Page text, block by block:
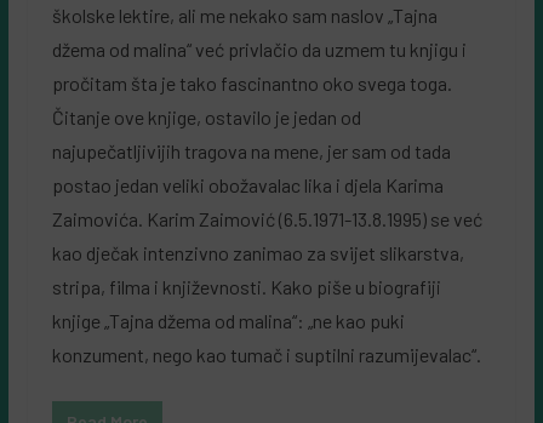
školske lektire, ali me nekako sam naslov „Tajna
džema od malina“ već privlačio da uzmem tu knjigu i
pročitam šta je tako fascinantno oko svega toga.
Čitanje ove knjige, ostavilo je jedan od
najupečatljivijih tragova na mene, jer sam od tada
postao jedan veliki obožavalac lika i djela Karima
Zaimovića. Karim Zaimović (6.5.1971-13.8.1995) se već
kao dječak intenzivno zanimao za svijet slikarstva,
stripa, filma i književnosti. Kako piše u biografiji
knjige „Tajna džema od malina“: „ne kao puki
konzument, nego kao tumač i suptilni razumijevalac“.